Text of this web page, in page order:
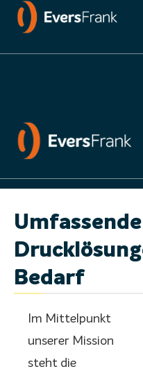
Dienstleistungen
Umfassende
Bedarf
Im Mittelpunkt
unserer Mission
steht die